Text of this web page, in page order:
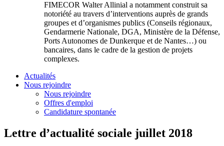
FIMECOR Walter Allinial a notamment construit sa
notoriété au travers d’interventions auprès de grands
groupes et d’organismes publics (Conseils régionaux,
Gendarmerie Nationale, DGA, Ministère de la Défense,
Ports Autonomes de Dunkerque et de Nantes…) ou
bancaires, dans le cadre de la gestion de projets
complexes.
Actualités
Nous rejoindre
Nous rejoindre
Offres d'emploi
Candidature spontanée
Lettre d’actualité sociale juillet 2018